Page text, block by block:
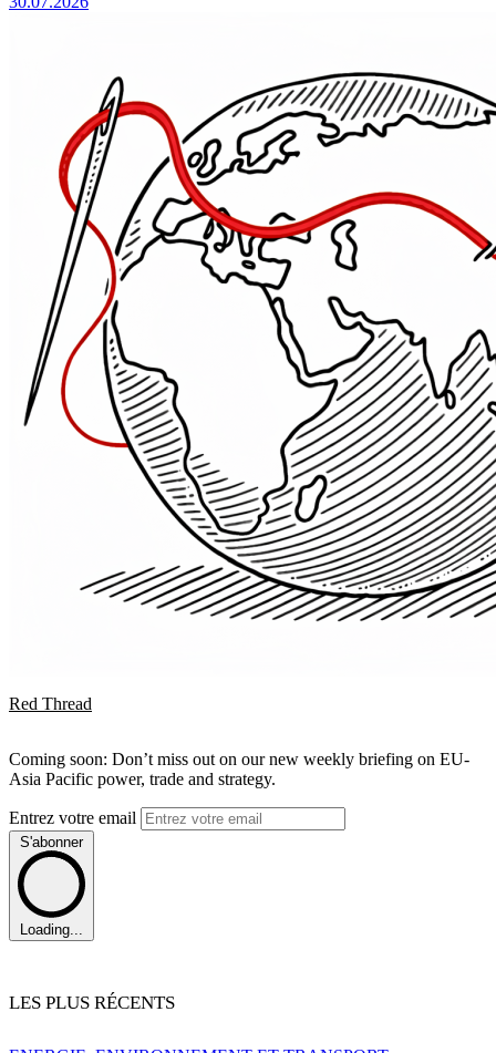
Red Thread
Coming soon: Don’t miss out on our new weekly briefing on EU-
Asia Pacific power, trade and strategy.
Entrez votre email
S'abonner
Loading...
LES PLUS RÉCENTS